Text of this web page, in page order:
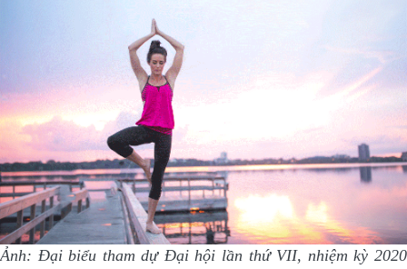
Ảnh: Đại biểu tham dự Đại hội lần thứ VII, nhiệm kỳ 2020